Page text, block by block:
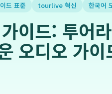
드 표준 tourlive 혁신 한국어
이드: 투어
오디오 가이